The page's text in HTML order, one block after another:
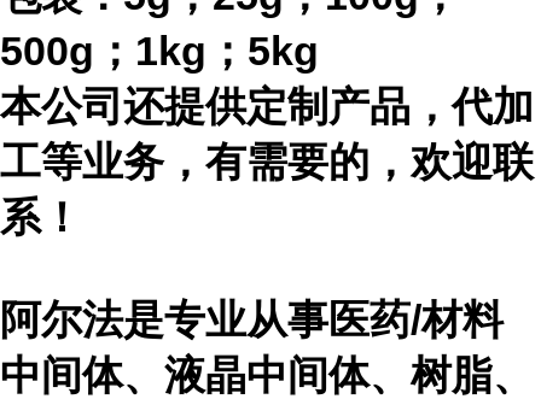
500g；1kg；5kg
本公司还提供定制产品，代加
工等业务，有需要的，欢迎联
系！
阿尔法是专业从事医药/材料
中间体、液晶中间体、树脂、